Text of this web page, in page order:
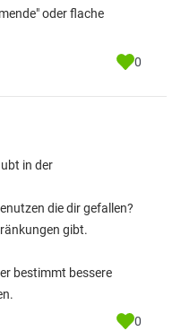
oder flache
0
in der
die dir gefallen?
gibt.
bestimmt bessere
0